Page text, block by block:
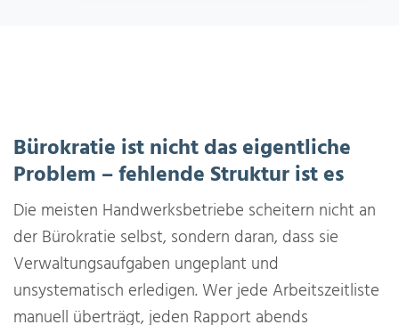
Bürokratie ist nicht das eigentliche
Problem – fehlende Struktur ist es
Die meisten Handwerksbetriebe scheitern nicht an
der Bürokratie selbst, sondern daran, dass sie
Verwaltungsaufgaben ungeplant und
unsystematisch erledigen. Wer jede Arbeitszeitliste
manuell überträgt, jeden Rapport abends